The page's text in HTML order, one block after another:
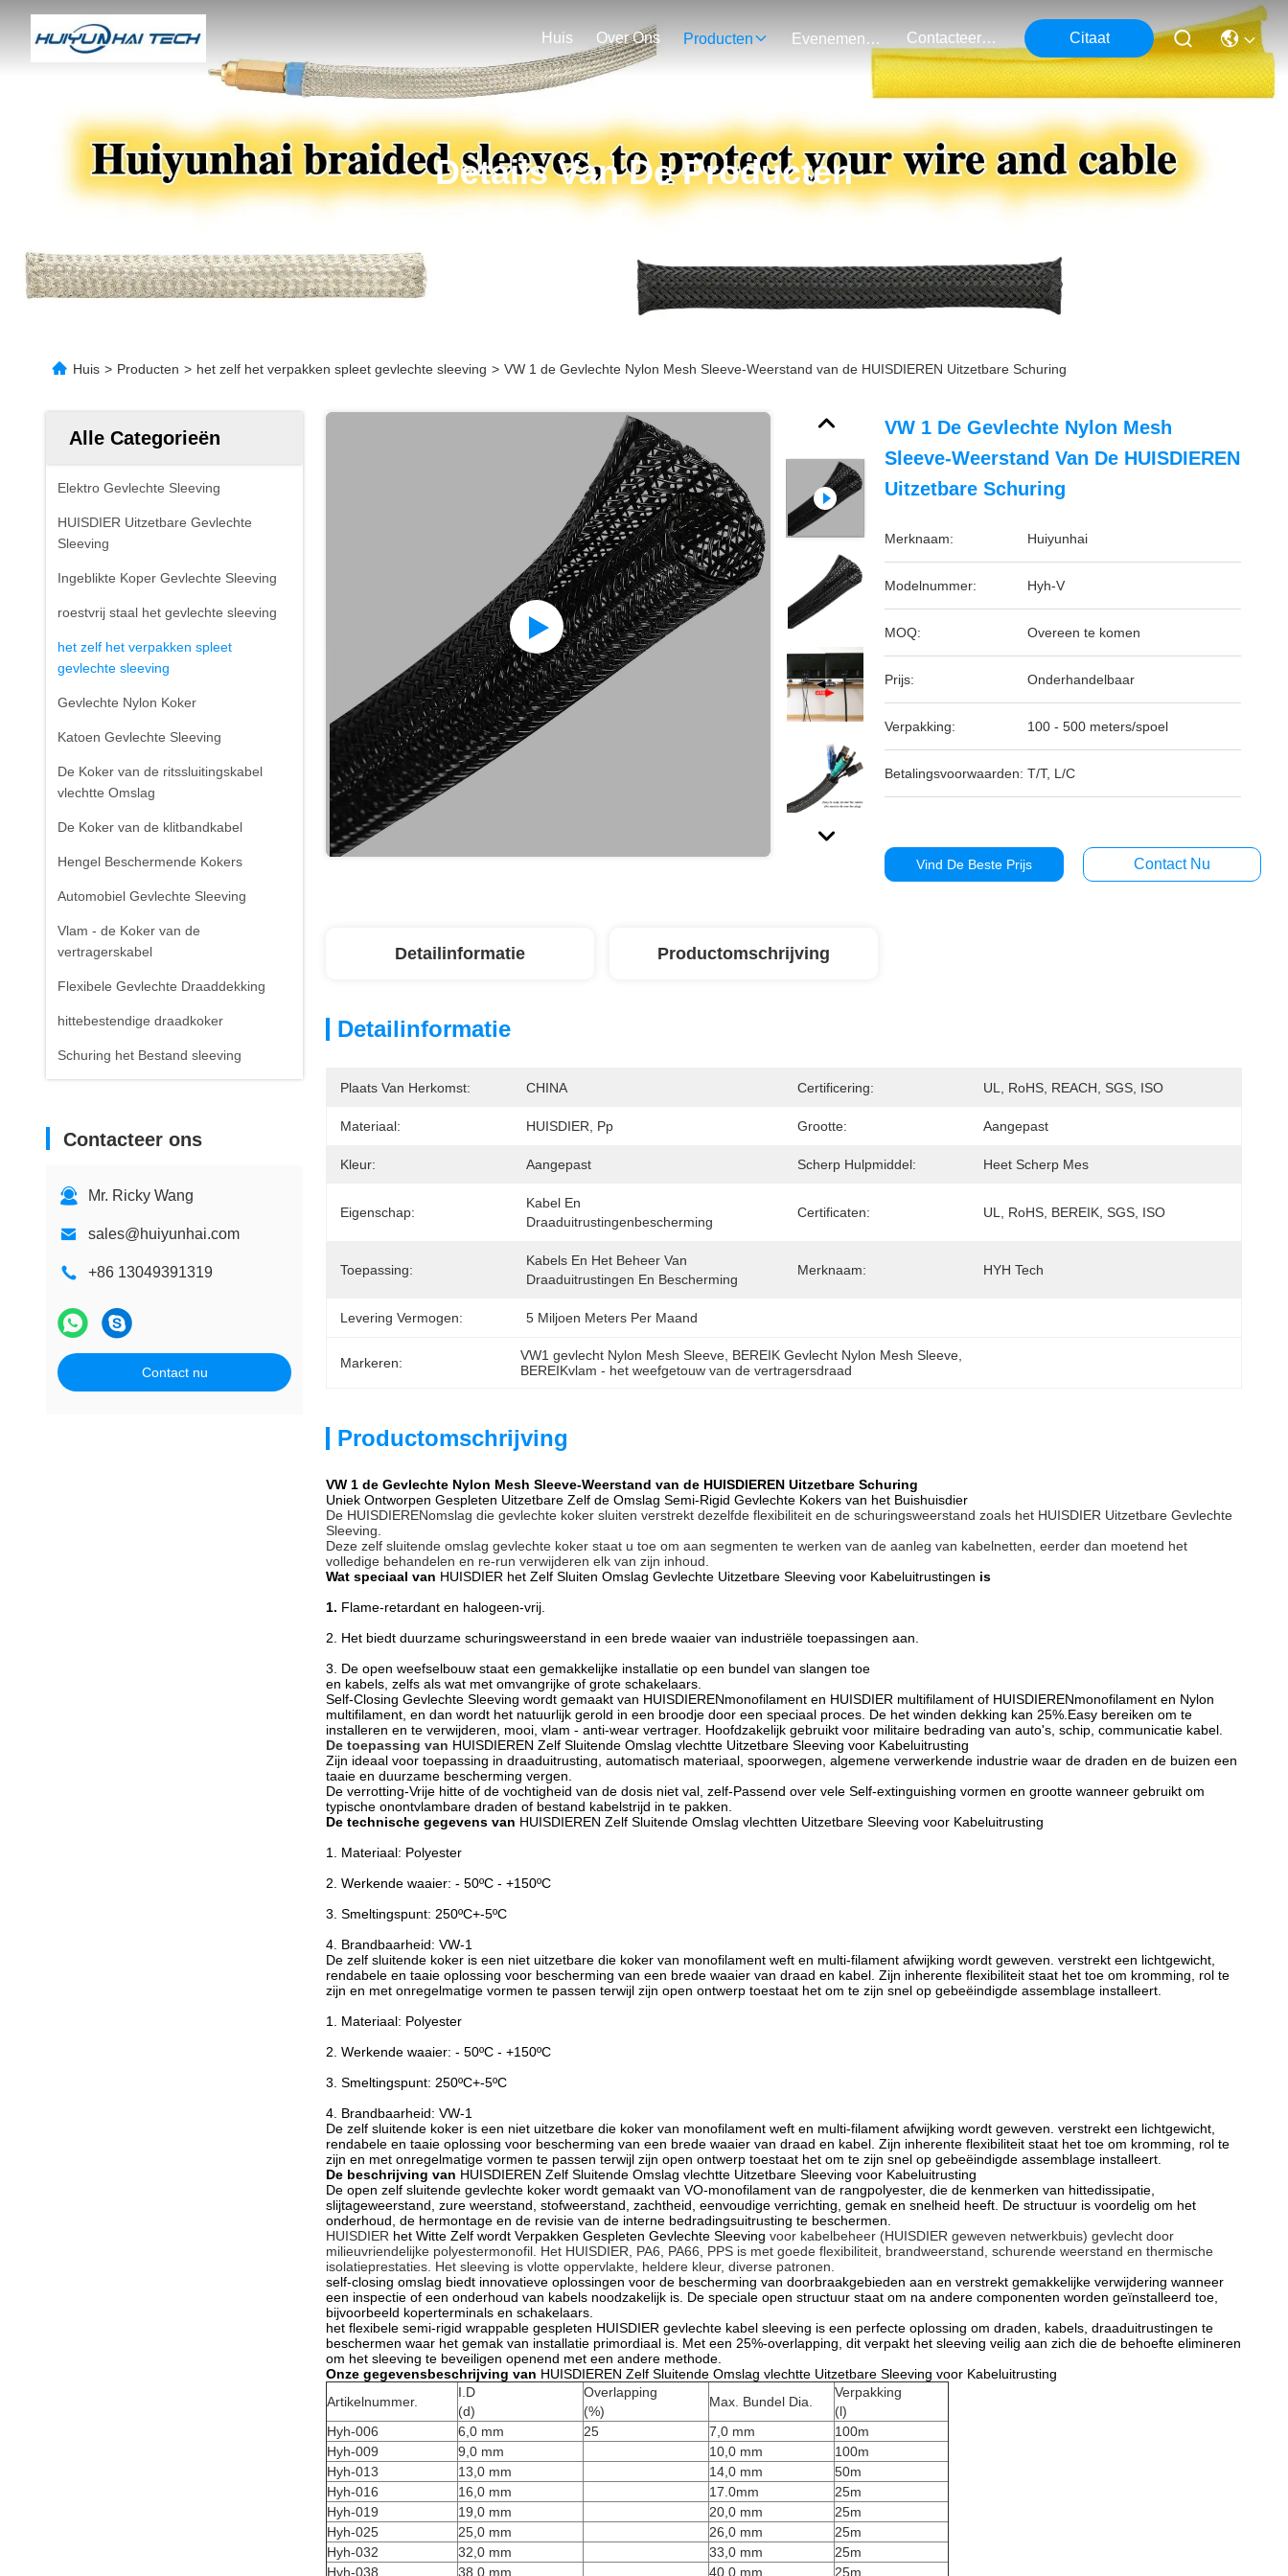
Huis Over Ons Producten Evenementen Contacteer Ons Citaat
Details Van De Producten
Huis > Producten > het zelf het verpakken spleet gevlechte sleeving > VW 1 de Gevlechte Nylon Mesh Sleeve-Weerstand van de HUISDIEREN Uitzetbare Schuring
Alle Categorieën
Elektro Gevlechte Sleeving
HUISDIER Uitzetbare Gevlechte
Sleeving
Ingeblikte Koper Gevlechte Sleeving
roestvrij staal het gevlechte sleeving
het zelf het verpakken spleet
gevlechte sleeving
Gevlechte Nylon Koker
Katoen Gevlechte Sleeving
De Koker van de ritssluitingskabel
vlechtte Omslag
De Koker van de klitbandkabel
Hengel Beschermende Kokers
Automobiel Gevlechte Sleeving
Vlam - de Koker van de
vertragerskabel
Flexibele Gevlechte Draaddekking
hittebestendige draadkoker
Schuring het Bestand sleeving
Contacteer ons
Mr. Ricky Wang
sales@huiyunhai.com
+86 13049391319
Contact nu
VW 1 De Gevlechte Nylon Mesh
Sleeve-Weerstand Van De HUISDIEREN
Uitzetbare Schuring
Merknaam: Huiyunhai
Modelnummer: Hyh-V
MOQ: Overeen te komen
Prijs: Onderhandelbaar
Verpakking: 100 - 500 meters/spoel
Betalingsvoorwaarden: T/T, L/C
Vind De Beste Prijs Contact Nu
Detailinformatie Productomschrijving
Detailinformatie
Plaats Van Herkomst: CHINA Certificering: UL, RoHS, REACH, SGS, ISO
Materiaal: HUISDIER, Pp Grootte: Aangepast
Kleur: Aangepast Scherp Hulpmiddel: Heet Scherp Mes
Eigenschap:
Kabel En
Draaduitrustingenbescherming
Certificaten: UL, RoHS, BEREIK, SGS, ISO
Toepassing:
Kabels En Het Beheer Van
Draaduitrustingen En Bescherming
Merknaam: HYH Tech
Levering Vermogen: 5 Miljoen Meters Per Maand
Markeren: VW1 gevlecht Nylon Mesh Sleeve BEREIK Gevlecht Nylon Mesh Sleeve
BEREIKvlam - het weefgetouw van de vertragersdraad
Productomschrijving
VW 1 de Gevlechte Nylon Mesh Sleeve-Weerstand van de HUISDIEREN Uitzetbare Schuring
Uniek Ontworpen Gespleten Uitzetbare Zelf de Omslag Semi-Rigid Gevlechte Kokers van het Buishuisdier
De HUISDIERENomslag die gevlechte koker sluiten verstrekt dezelfde flexibiliteit en de schuringsweerstand zoals het HUISDIER Uitzetbare Gevlechte
Sleeving.
Deze zelf sluitende omslag gevlechte koker staat u toe om aan segmenten te werken van de aanleg van kabelnetten, eerder dan moetend het
volledige behandelen en re-run verwijderen elk van zijn inhoud.
Wat speciaal van HUISDIER het Zelf Sluiten Omslag Gevlechte Uitzetbare Sleeving voor Kabeluitrustingen is
1. Flame-retardant en halogeen-vrij.
2. Het biedt duurzame schuringsweerstand in een brede waaier van industriële toepassingen aan.
3. De open weefselbouw staat een gemakkelijke installatie op een bundel van slangen toe
en kabels, zelfs als wat met omvangrijke of grote schakelaars.
Self-Closing Gevlechte Sleeving wordt gemaakt van HUISDIERENmonofilament en HUISDIER multifilament of HUISDIERENmonofilament en Nylon
multifilament, en dan wordt het natuurlijk gerold in een broodje door een speciaal proces. De het winden dekking kan 25%.Easy bereiken om te
installeren en te verwijderen, mooi, vlam - anti-wear vertrager. Hoofdzakelijk gebruikt voor militaire bedrading van auto's, schip, communicatie kabel.
De toepassing van HUISDIEREN Zelf Sluitende Omslag vlechtte Uitzetbare Sleeving voor Kabeluitrusting
Zijn ideaal voor toepassing in draaduitrusting, automatisch materiaal, spoorwegen, algemene verwerkende industrie waar de draden en de buizen een
taaie en duurzame bescherming vergen.
De verrotting-Vrije hitte of de vochtigheid van de dosis niet val, zelf-Passend over vele Self-extinguishing vormen en grootte wanneer gebruikt om
typische onontvlambare draden of bestand kabelstrijd in te pakken.
De technische gegevens van HUISDIEREN Zelf Sluitende Omslag vlechtten Uitzetbare Sleeving voor Kabeluitrusting
1. Materiaal: Polyester
2. Werkende waaier: - 50ºC - +150ºC
3. Smeltingspunt: 250ºC+-5ºC
4. Brandbaarheid: VW-1
De zelf sluitende koker is een niet uitzetbare die koker van monofilament weft en multi-filament afwijking wordt geweven. verstrekt een lichtgewicht,
rendabele en taaie oplossing voor bescherming van een brede waaier van draad en kabel. Zijn inherente flexibiliteit staat het toe om kromming, rol te
zijn en met onregelmatige vormen te passen terwijl zijn open ontwerp toestaat het om te zijn snel op gebeëindigde assemblage installeert.
1. Materiaal: Polyester
2. Werkende waaier: - 50ºC - +150ºC
3. Smeltingspunt: 250ºC+-5ºC
4. Brandbaarheid: VW-1
De zelf sluitende koker is een niet uitzetbare die koker van monofilament weft en multi-filament afwijking wordt geweven. verstrekt een lichtgewicht,
rendabele en taaie oplossing voor bescherming van een brede waaier van draad en kabel. Zijn inherente flexibiliteit staat het toe om kromming, rol te
zijn en met onregelmatige vormen te passen terwijl zijn open ontwerp toestaat het om te zijn snel op gebeëindigde assemblage installeert.
De beschrijving van HUISDIEREN Zelf Sluitende Omslag vlechtte Uitzetbare Sleeving voor Kabeluitrusting
De open zelf sluitende gevlechte koker wordt gemaakt van VO-monofilament van de rangpolyester, die de kenmerken van hittedissipatie,
slijtageweerstand, zure weerstand, stofweerstand, zachtheid, eenvoudige verrichting, gemak en snelheid heeft. De structuur is voordelig om het
onderhoud, de hermontage en de revisie van de interne bedradingsuitrusting te beschermen.
HUISDIER het Witte Zelf wordt Verpakken Gespleten Gevlechte Sleeving voor kabelbeheer (HUISDIER geweven netwerkbuis) gevlecht door
milieuvriendelijke polyestermonofil. Het HUISDIER, PA6, PA66, PPS is met goede flexibiliteit, brandweerstand, schurende weerstand en thermische
isolatieprestaties. Het sleeving is vlotte oppervlakte, heldere kleur, diverse patronen.
self-closing omslag biedt innovatieve oplossingen voor de bescherming van doorbraakgebieden aan en verstrekt gemakkelijke verwijdering wanneer
een inspectie of een onderhoud van kabels noodzakelijk is. De speciale open structuur staat om na andere componenten worden geïnstalleerd toe,
bijvoorbeeld koperterminals en schakelaars.
het flexibele semi-rigid wrappable gespleten HUISDIER gevlechte kabel sleeving is een perfecte oplossing om draden, kabels, draaduitrustingen te
beschermen waar het gemak van installatie primordiaal is. Met een 25%-overlapping, dit verpakt het sleeving veilig aan zich die de behoefte elimineren
om het sleeving te beveiligen openend met een andere methode.
Onze gegevensbeschrijving van HUISDIEREN Zelf Sluitende Omslag vlechtte Uitzetbare Sleeving voor Kabeluitrusting
Artikelnummer.
I.D
(d)
Overlapping
(%)
Max. Bundel Dia.
Verpakking
(l)
Hyh-006
6,0 mm 25 7,0 mm
100m
Hyh-009
9,0 mm 10,0 mm
100m
Hyh-013
13,0 mm 14,0 mm
50m
Hyh-016
16,0 mm 17.0mm
25m
Hyh-019
19,0 mm 20,0 mm
25m
Hyh-025
25,0 mm 26,0 mm
25m
Hyh-032
32,0 mm 33,0 mm
25m
Hyh-038
38,0 mm 40,0 mm 25m